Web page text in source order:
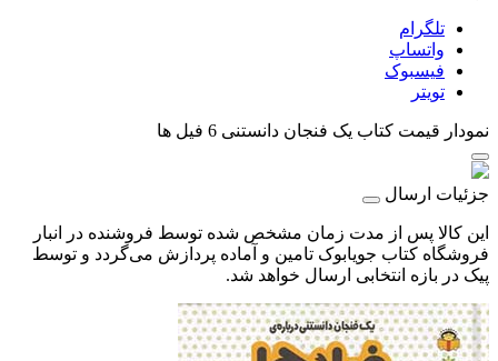
تلگرام
واتساپ
فیسبوک
تویتر
نمودار قیمت کتاب یک فنجان دانستنی 6 فیل‌ ها
جزئیات ارسال
این کالا پس از مدت زمان مشخص شده توسط فروشنده در انبار
فروشگاه کتاب جویابوک تامین و آماده پردازش می‌گردد و توسط
پیک در بازه انتخابی ارسال خواهد شد.